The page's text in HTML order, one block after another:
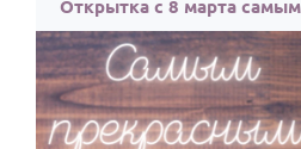
Открытка с 8 марта